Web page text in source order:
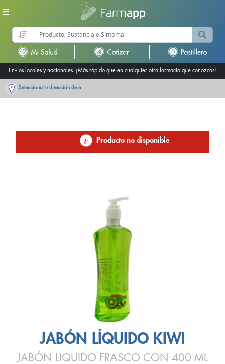
Envíos locales y nacionales. ¡Más rápido que en cualquier otra farmacia que conozcas!
Selecciona tu dirección de entrega
Producto no disponible
JABÓN LÍQUIDO KIWI
JABÓN LIQUIDO FRASCO CON 400 ML